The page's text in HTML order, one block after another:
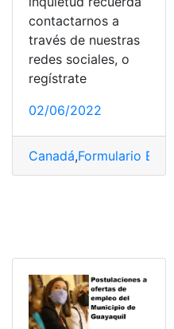
contactarnos a
través de nuestras
redes sociales, o
regístrate
02/06/2022
Canadá,Formulario Eta